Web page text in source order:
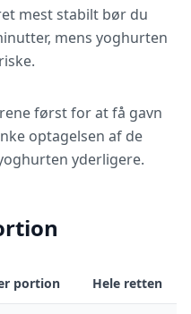
mest stabilt bør du
mens yoghurten
først for at få gavn
optagelsen af de
yderligere.
portion Hele retten